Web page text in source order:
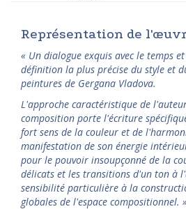
Représentation de
« Un dialogue exquis avec le temps
définition la plus précise du style et
peintures de Gergana Vladova.
L'approche caractéristique de
composition porte l'écriture
fort sens de la couleur et de
manifestation de son énergie
pour le pouvoir insoupçonné de la
délicats et les transitions d'un ton à
sensibilité particulière à la
globales de l'espace compositionnel. »